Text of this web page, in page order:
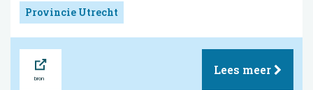
Provincie Utrecht
Lees meer